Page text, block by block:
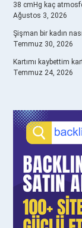
38 cmHg kaç
Ağustos 3, 2026
Şişman bir kadın
Temmuz 30, 2026
Kartımı kaybettim
Temmuz 24, 2026